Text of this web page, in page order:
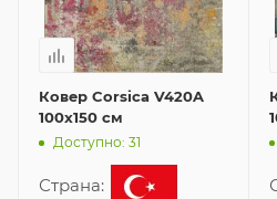
Ковер Corsica V420A
100x150 см
Доступно: 31
Страна: